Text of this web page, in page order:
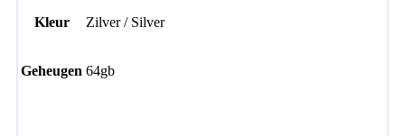
Kleur Zilver / Silver
Geheugen 64gb